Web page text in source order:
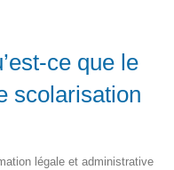
ce que le
scolarisation
légale et administrative